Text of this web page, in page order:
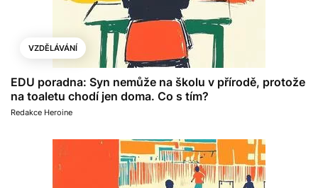
VZDĚLÁVÁNÍ
EDU poradna: Syn nemůže na školu v přírodě, protože
na toaletu chodí jen doma. Co s tím?
Redakce Heroine